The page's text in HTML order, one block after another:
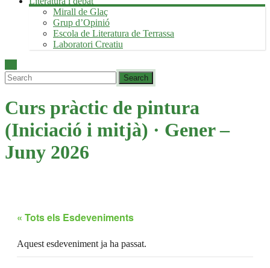
Mirall de Glaç
Grup d’Opinió
Escola de Literatura de Terrassa
Laboratori Creatiu
Curs pràctic de pintura
(Iniciació i mitjà) · Gener –
Juny 2026
« Tots els Esdeveniments
Aquest esdeveniment ja ha passat.